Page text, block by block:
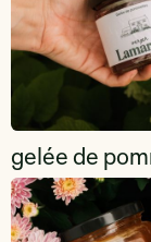
gelée de